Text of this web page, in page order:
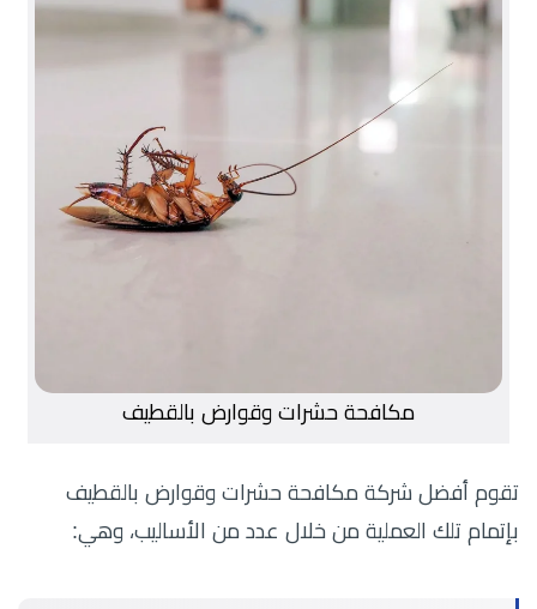
مكافحة حشرات وقوارض بالقطيف
تقوم أفضل شركة مكافحة حشرات وقوارض بالقطيف
بإتمام تلك العملية من خلال عدد من الأساليب، وهي: